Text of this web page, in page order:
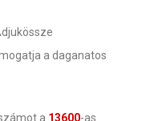
a daganatos
a 13600-as